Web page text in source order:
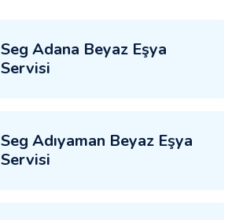
Seg Adana Beyaz Eşya
Servisi
Seg Adıyaman Beyaz Eşya
Servisi